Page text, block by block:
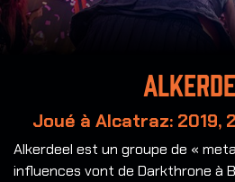
Joué à Alcatraz: 2019,
Alkerdeel est un groupe de «
influences vont de Darkthrone à